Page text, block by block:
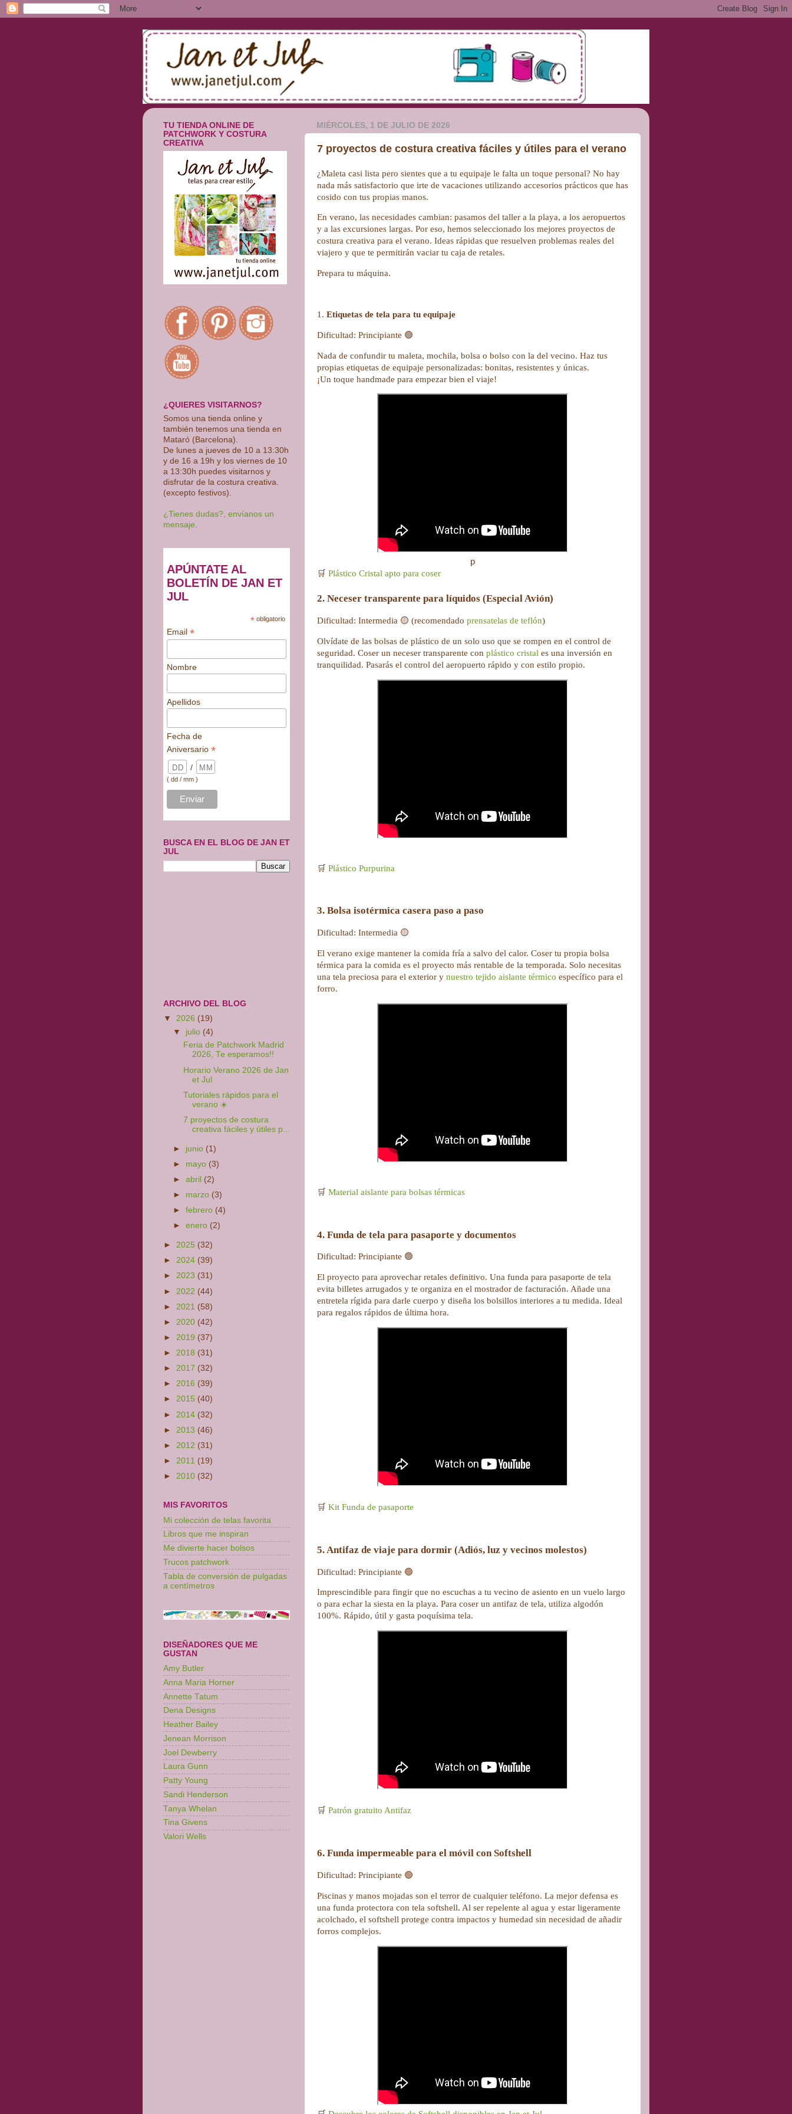
MIÉRCOLES, 1 DE JULIO DE 2026
7 proyectos de costura creativa fáciles y útiles para el verano
¿Maleta casi lista pero sientes que a tu equipaje le falta un toque personal? No hay
nada más satisfactorio que irte de vacaciones utilizando accesorios prácticos que has
cosido con tus propias manos.
En verano, las necesidades cambian: pasamos del taller a la playa, a los aeropuertos
y a las excursiones largas. Por eso, hemos seleccionado los mejores proyectos de
costura creativa para el verano. Ideas rápidas que resuelven problemas reales del
viajero y que te permitirán vaciar tu caja de retales.
Prepara tu máquina.
1. Etiquetas de tela para tu equipaje
Dificultad: Principiante 🟢
Nada de confundir tu maleta, mochila, bolsa o bolso con la del vecino. Haz tus
propias etiquetas de equipaje personalizadas: bonitas, resistentes y únicas.
¡Un toque handmade para empezar bien el viaje!
p
🛒 Plástico Cristal apto para coser
2. Neceser transparente para líquidos (Especial Avión)
Dificultad: Intermedia 🟡 (recomendado prensatelas de teflón)
Olvídate de las bolsas de plástico de un solo uso que se rompen en el control de
seguridad. Coser un neceser transparente con plástico cristal es una inversión en
tranquilidad. Pasarás el control del aeropuerto rápido y con estilo propio.
🛒 Plástico Purpurina
3. Bolsa isotérmica casera paso a paso
Dificultad: Intermedia 🟡
El verano exige mantener la comida fría a salvo del calor. Coser tu propia bolsa
térmica para la comida es el proyecto más rentable de la temporada. Solo necesitas
una tela preciosa para el exterior y nuestro tejido aislante térmico específico para el
forro.
🛒 Material aislante para bolsas térmicas
4. Funda de tela para pasaporte y documentos
Dificultad: Principiante 🟢
El proyecto para aprovechar retales definitivo. Una funda para pasaporte de tela
evita billetes arrugados y te organiza en el mostrador de facturación. Añade una
entretela rígida para darle cuerpo y diseña los bolsillos interiores a tu medida. Ideal
para regalos rápidos de última hora.
🛒 Kit Funda de pasaporte
5. Antifaz de viaje para dormir (Adiós, luz y vecinos molestos)
Dificultad: Principiante 🟢
Imprescindible para fingir que no escuchas a tu vecino de asiento en un vuelo largo
o para echar la siesta en la playa. Para coser un antifaz de tela, utiliza algodón
100%. Rápido, útil y gasta poquísima tela.
🛒 Patrón gratuito Antifaz
6. Funda impermeable para el móvil con Softshell
Dificultad: Principiante 🟢
Piscinas y manos mojadas son el terror de cualquier teléfono. La mejor defensa es
una funda protectora con tela softshell. Al ser repelente al agua y estar ligeramente
acolchado, el softshell protege contra impactos y humedad sin necesidad de añadir
forros complejos.
TU TIENDA ONLINE DE
PATCHWORK Y COSTURA
CREATIVA
¿QUIERES VISITARNOS?
Somos una tienda online y
también tenemos una tienda en
Mataró (Barcelona).
De lunes a jueves de 10 a 13:30h
y de 16 a 19h y los viernes de 10
a 13:30h puedes visitarnos y
disfrutar de la costura creativa.
(excepto festivos).
¿Tienes dudas?, envíanos un
mensaje.
APÚNTATE AL
BOLETÍN DE JAN ET
JUL
*obligatorio
Email*
Nombre
Apellidos
Fecha de
Aniversario*
/
( dd / mm )
BUSCA EN EL BLOG DE JAN ET
JUL
ARCHIVO DEL BLOG
▼ 2026 (19)
▼ julio (4)
Feria de Patchwork Madrid
2026, Te esperamos!!
Horario Verano 2026 de Jan
et Jul
Tutoriales rápidos para el
verano ☀️
7 proyectos de costura
creativa fáciles y útiles p...
► junio (1)
► mayo (3)
►abril (2)
► marzo (3)
►febrero (4)
►enero (2)
► 2025 (32)
► 2024 (39)
► 2023 (31)
► 2022 (44)
► 2021 (58)
► 2020 (42)
► 2019 (37)
► 2018 (31)
► 2017 (32)
► 2016 (39)
► 2015 (40)
► 2014 (32)
► 2013 (46)
► 2012 (31)
► 2011 (19)
► 2010 (32)
MIS FAVORITOS
Mi colección de telas favorita
Libros que me inspiran
Me divierte hacer bolsos
Trucos patchwork
Tabla de conversión de pulgadas
a centímetros
DISEÑADORES QUE ME
GUSTAN
Amy Butler
Anna Maria Horner
Annette Tatum
Dena Designs
Heather Bailey
Jenean Morrison
Joel Dewberry
Laura Gunn
Patty Young
Sandi Henderson
Tanya Whelan
Tina Givens
Valori Wells